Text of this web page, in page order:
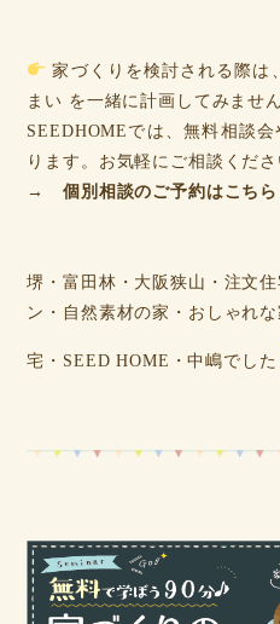
家づくりを検討される際は
まい を一緒に計画してみませ
SEEDHOMEでは、無料相談
ります。お気軽にご相談くださ
→ 個別相談のご予約はこちら
堺・富田林・大阪狭山・注文
ン・自然素材の家・おしゃれ
宅・SEED HOME・中嶋でした